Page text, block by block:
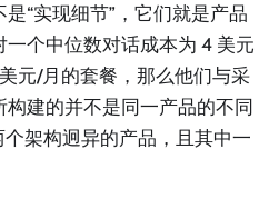
“实现细节”，它们就是产品
个中位数对话成本为 4 美元
元/月的套餐，那么他们与采
建的并不是同一产品的不同
架构迥异的产品，且其中一